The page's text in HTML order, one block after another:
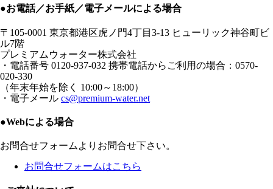
●お電話／お手紙／電子メールによる場合
〒105-0001 東京都港区虎ノ門4丁目3-13 ヒューリック神谷町ビ
ル7階
プレミアムウォーター株式会社
・電話番号 0120-937-032 携帯電話からご利用の場合：0570-
020-330
（年末年始を除く 10:00～18:00）
・電子メール cs@premium-water.net
●Webによる場合
お問合せフォームよりお問合せ下さい。
お問合せフォームはこちら